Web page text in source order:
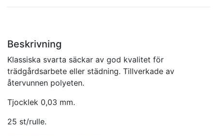
Beskrivning
Klassiska svarta säckar av god kvalitet för
trädgårdsarbete eller städning. Tillverkade av
återvunnen polyeten.
Tjocklek 0,03 mm.
25 st/rulle.